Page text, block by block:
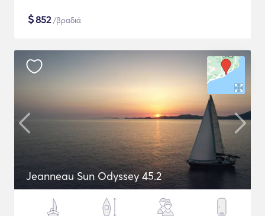
$852/βραδιά
Jeanneau Sun Odyssey 45.2